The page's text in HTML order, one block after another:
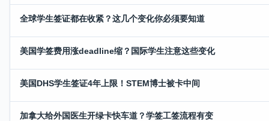
全球学生签证都在收紧？这几个变化你必须要知道
美国学签费用涨deadline缩？国际学生注意这些变化
美国DHS学生签证4年上限！STEM博士被卡中间
加拿大给外国医生开绿卡快车道？学签工签流程有变